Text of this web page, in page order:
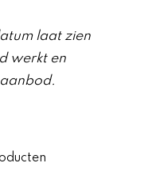
laat zien
werkt en